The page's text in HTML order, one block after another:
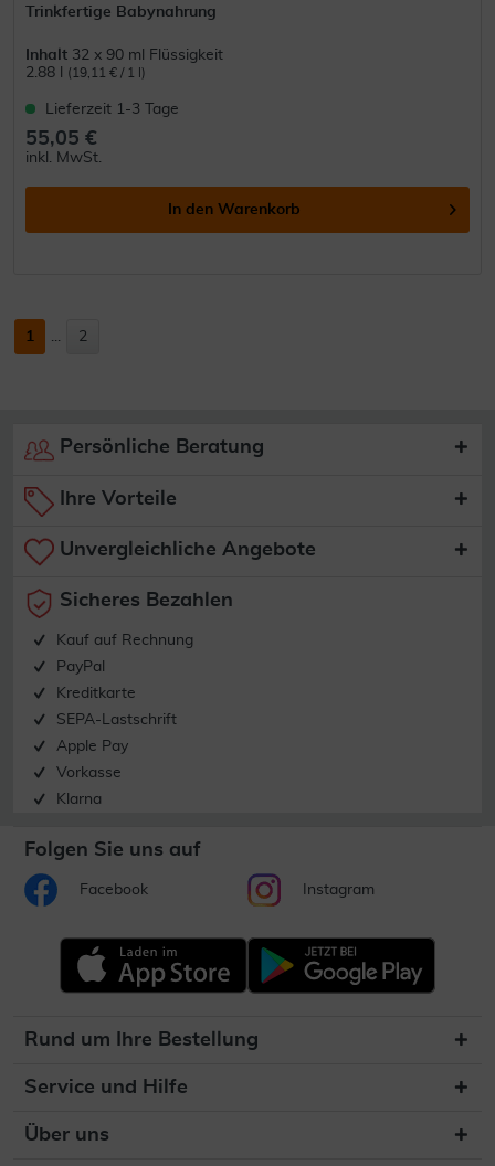
Trinkfertige Babynahrung
Inhalt 32 x 90 ml Flüssigkeit
2.88 l
(19,11 € / 1 l)
Lieferzeit 1-3 Tage
55,05 €
inkl. MwSt.
In den Warenkorb
1 ... 2
Persönliche Beratung
Ihre Vorteile
Unvergleichliche Angebote
Sicheres Bezahlen
Kauf auf Rechnung
PayPal
Kreditkarte
SEPA-Lastschrift
Apple Pay
Vorkasse
Klarna
Folgen Sie uns auf
Facebook Instagram
Rund um Ihre Bestellung
Service und Hilfe
Über uns